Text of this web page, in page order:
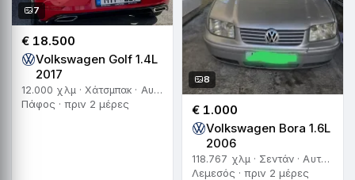
7
€ 18.500
Volkswagen Golf 1.4L
2017
12.000 χλμ · Χάτσμπακ · Αυτόματο
Πάφος · πριν 2 μέρες
8
€ 1.000
Volkswagen Bora 1.6L
2006
118.767 χλμ · Σεντάν · Αυτόματο
Λεμεσός · πριν 2 μέρες